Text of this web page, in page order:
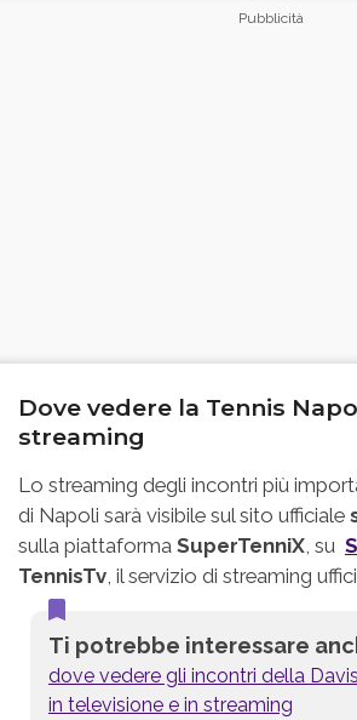
Dove vedere la Tennis
streaming
Lo streaming degli incontri più
di Napoli sarà visibile sul sito ufficiale
sulla piattaforma SuperTenniX , su
TennisTv , il servizio di streaming
Ti potrebbe interessare
dove vedere gli incontri della
in televisione e in streaming